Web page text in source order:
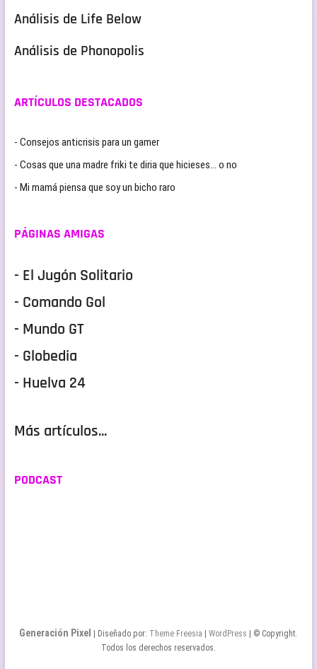
Análisis de Life Below
Análisis de Phonopolis
ARTÍCULOS DESTACADOS
- Consejos anticrisis para un gamer
- Cosas que una madre friki te diria que hicieses… o no
- Mi mamá piensa que soy un bicho raro
PÁGINAS AMIGAS
- El Jugón Solitario
- Comando Gol
- Mundo GT
- Globedia
- Huelva 24
Más artículos...
PODCAST
Generación Pixel | Diseñado por: Theme Freesia |WordPress | © Copyright.
Todos los derechos reservados.